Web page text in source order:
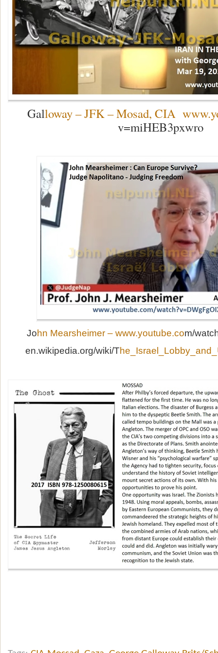
Galloway – JFK – Mosad, CIA
v=miHEB3pxwro
John Mearsheimer – www.youtube.com/
en.wikipedia.org/wiki/T